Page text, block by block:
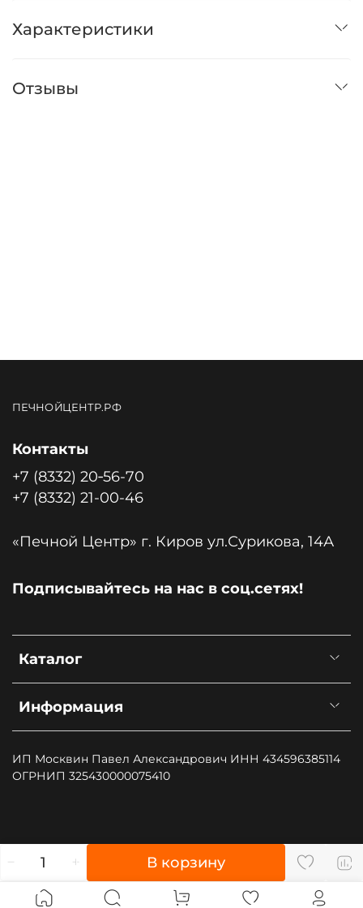
В корзину
Характеристики
Отзывы
ПЕЧНОЙЦЕНТР.РФ
Каталог
Информация
Контакты
+7 (8332) 20‑56-70
+7 (8332) 21-00-46
«Печной Центр» г. Киров ул.Сурикова, 14А
Подписывайтесь на нас в соц.сетях!
ИП Москвин Павел Александрович ИНН 434596385114
ОГРНИП 325430000075410
", type: "pageView", start: (new Date()).getTime()});
(function (d, w, id) { if (d.getElementById(id)) return; var
ts = d.createElement("script"); ts.type = "text/javascript";